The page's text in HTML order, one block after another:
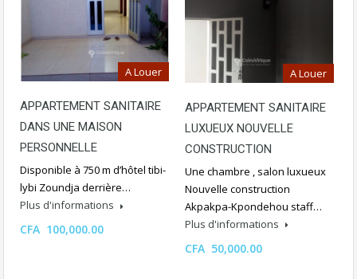
A Louer
APPARTEMENT SANITAIRE
DANS UNE MAISON
PERSONNELLE
Disponible à 750 m d’hôtel tibi-
lybi Zoundja derrière…
Plus d'informations
CFA 100,000.00
A Louer
APPARTEMENT SANITAIRE
LUXUEUX NOUVELLE
CONSTRUCTION
Une chambre , salon luxueux
Nouvelle construction
Akpakpa-Kpondehou staff…
Plus d'informations
CFA 50,000.00